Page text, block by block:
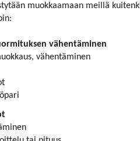
muokkaamaan meillä
vähentäminen
vähentäminen